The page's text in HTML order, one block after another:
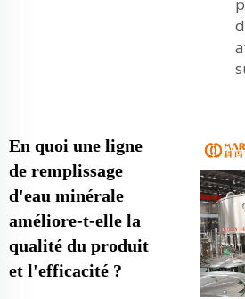
En quoi une ligne
de remplissage
d'eau minérale
améliore-t-elle la
qualité du produit
et l'efficacité ?